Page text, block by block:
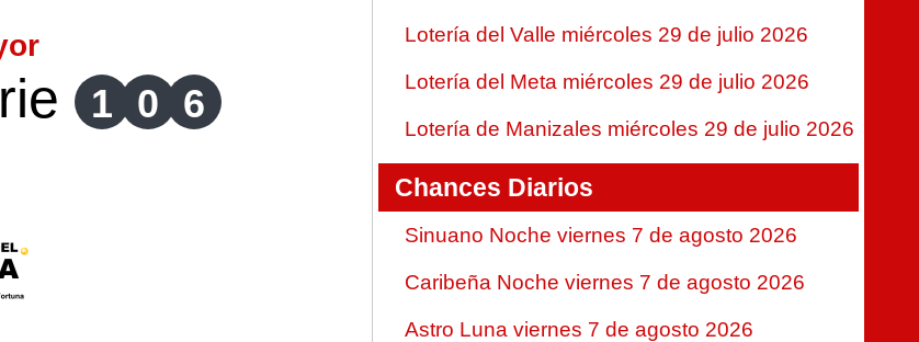
1 0 6
Lotería del Valle miércoles 29 de julio 2026
Lotería del Meta miércoles 29 de julio 2026
Lotería de Manizales miércoles 29 de julio 2026
Chances Diarios
Sinuano Noche viernes 7 de agosto 2026
Caribeña Noche viernes 7 de agosto 2026
Astro Luna viernes 7 de agosto 2026